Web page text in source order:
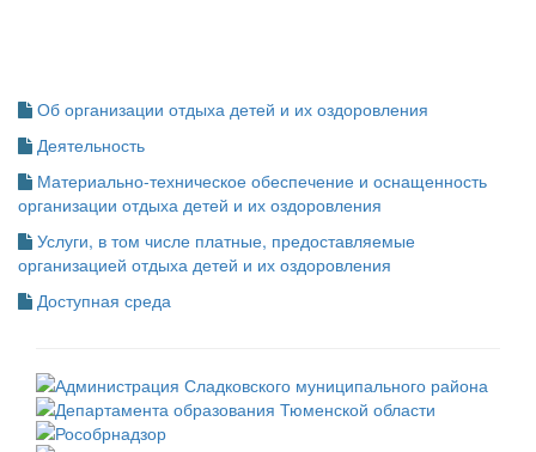
Об организации отдыха детей и их оздоровления
Деятельность
Материально-техническое обеспечение и оснащенность
организации отдыха детей и их оздоровления
Услуги, в том числе платные, предоставляемые
организацией отдыха детей и их оздоровления
Доступная среда